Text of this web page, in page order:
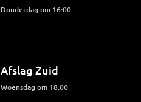
donderdag om 16:00
Afslag Zuid
woensdag om 18:00